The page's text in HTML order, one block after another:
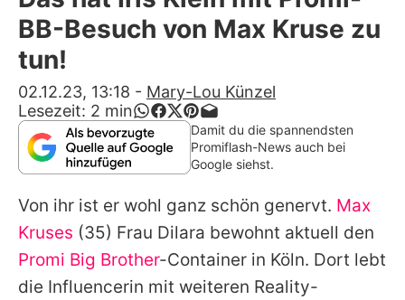
Alle Themen auf Promiflash
App runterladen
Team
Redaktionelle Richtlinien
Impressum
Datenschutzerklärung
Nutzungsbedingungen
BB-Besuch von Max Kruse zu
tun!
02.12.23, 13:18 - Mary-Lou Künzel
Lesezeit: 2 min
Damit du die spannendsten
Promiflash-News auch bei
Google siehst.
Von ihr ist er wohl ganz schön genervt. Max
Kruses (35) Frau Dilara bewohnt aktuell den
Promi Big Brother-Container in Köln. Dort lebt
die Influencerin mit weiteren Reality-